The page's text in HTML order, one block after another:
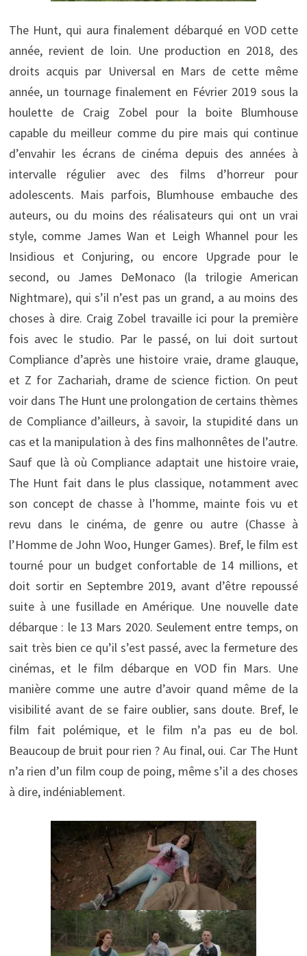
The Hunt, qui aura finalement débarqué en VOD cette
année, revient de loin. Une production en 2018, des
droits acquis par Universal en Mars de cette même
année, un tournage finalement en Février 2019 sous la
houlette de Craig Zobel pour la boite Blumhouse
capable du meilleur comme du pire mais qui continue
d’envahir les écrans de cinéma depuis des années à
intervalle régulier avec des films d’horreur pour
adolescents. Mais parfois, Blumhouse embauche des
auteurs, ou du moins des réalisateurs qui ont un vrai
style, comme James Wan et Leigh Whannel pour les
Insidious et Conjuring, ou encore Upgrade pour le
second, ou James DeMonaco (la trilogie American
Nightmare), qui s’il n’est pas un grand, a au moins des
choses à dire. Craig Zobel travaille ici pour la première
fois avec le studio. Par le passé, on lui doit surtout
Compliance d’après une histoire vraie, drame glauque,
et Z for Zachariah, drame de science fiction. On peut
voir dans The Hunt une prolongation de certains thèmes
de Compliance d’ailleurs, à savoir, la stupidité dans un
cas et la manipulation à des fins malhonnêtes de l’autre.
Sauf que là où Compliance adaptait une histoire vraie,
The Hunt fait dans le plus classique, notamment avec
son concept de chasse à l’homme, mainte fois vu et
revu dans le cinéma, de genre ou autre (Chasse à
l’Homme de John Woo, Hunger Games). Bref, le film est
tourné pour un budget confortable de 14 millions, et
doit sortir en Septembre 2019, avant d’être repoussé
suite à une fusillade en Amérique. Une nouvelle date
débarque : le 13 Mars 2020. Seulement entre temps, on
sait très bien ce qu’il s’est passé, avec la fermeture des
cinémas, et le film débarque en VOD fin Mars. Une
manière comme une autre d’avoir quand même de la
visibilité avant de se faire oublier, sans doute. Bref, le
film fait polémique, et le film n’a pas eu de bol.
Beaucoup de bruit pour rien ? Au final, oui. Car The Hunt
n’a rien d’un film coup de poing, même s’il a des choses
à dire, indéniablement.